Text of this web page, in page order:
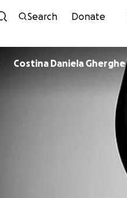
Search Donate
Costina Daniela Gherghe